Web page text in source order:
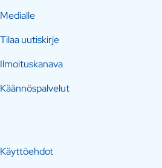
Medialle
Tilaa uutiskirje
Ilmoituskanava
Käännöspalvelut
Käyttöehdot